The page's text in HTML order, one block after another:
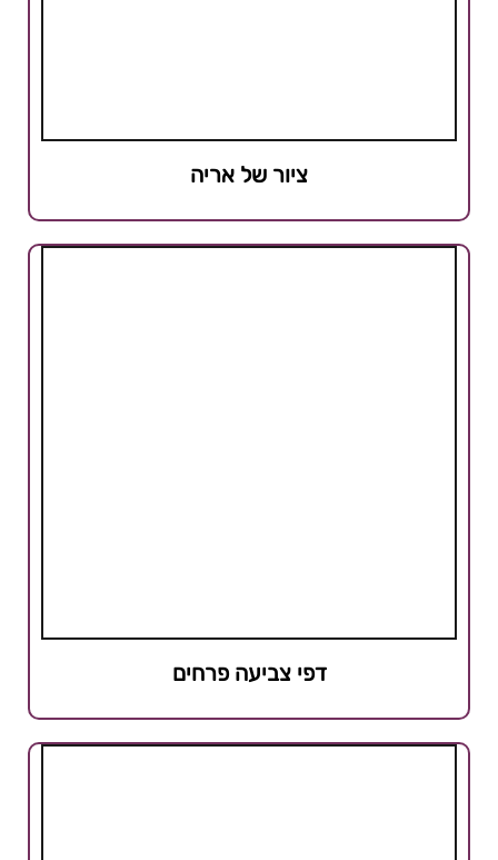
ציור של אריה
דפי צביעה פרחים